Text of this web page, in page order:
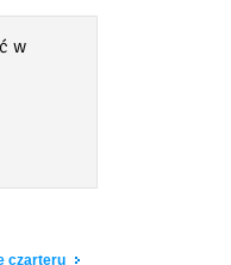
w
czarteru